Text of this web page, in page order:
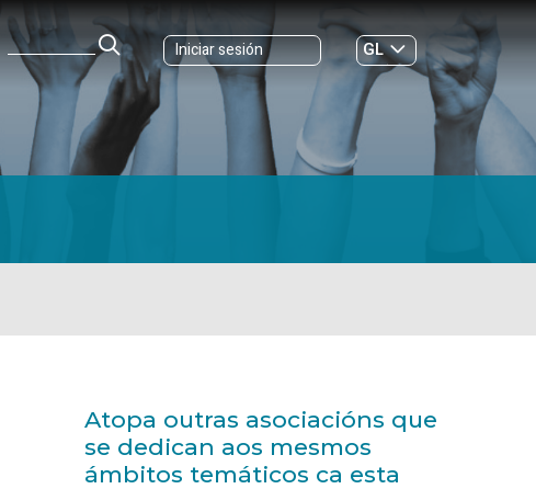
Iniciar sesión
GL
ES|
Atopa outras asociacións que
se dedican aos mesmos
ámbitos temáticos ca esta